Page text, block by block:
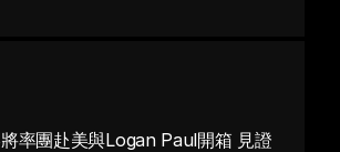
率團赴美與Logan Paul開箱 見證